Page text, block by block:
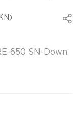
650 SN-Down